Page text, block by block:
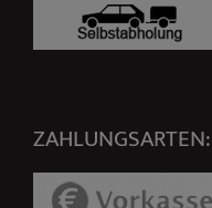
ZAHLUNGSARTEN: